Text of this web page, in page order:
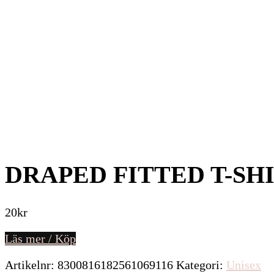
DRAPED FITTED T-
20kr
Läs mer / Köp
Artikelnr: 8300816182561069116 Kategori: Unisex